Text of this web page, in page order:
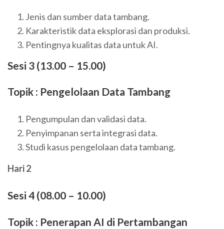
Jenis dan sumber data tambang.
Karakteristik data eksplorasi dan produksi.
Pentingnya kualitas data untuk AI.
Sesi 3 (13.00 – 15.00)
Topik : Pengelolaan Data Tambang
Pengumpulan dan validasi data.
Penyimpanan serta integrasi data.
Studi kasus pengelolaan data tambang.
Hari 2
Sesi 4 (08.00 – 10.00)
Topik : Penerapan AI di Pertambangan